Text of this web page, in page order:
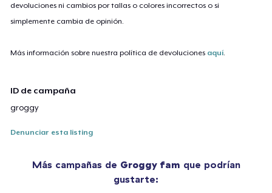
devoluciones ni cambios por tallas o colores incorrectos o si
simplemente cambia de opinión.
Más información sobre nuestra política de devoluciones aquí.
ID de campaña
groggy
Denunciar esta listing
Más campañas de Groggy fam que podrían
gustarte: